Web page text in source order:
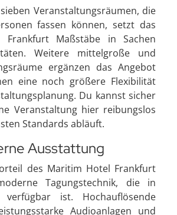
Veranstaltungsräumen, die
fassen können, setzt das
Frankfurt Maßstäbe in Sachen
Weitere mittelgroße und
ergänzen das Angebot
eine noch größere Flexibilität
Du kannst sicher
Veranstaltung hier reibungslos
Standards abläuft.
Ausstattung
des Maritim Hotel Frankfurt
Tagungstechnik, die in
ist. Hochauflösende
Audioanlagen und